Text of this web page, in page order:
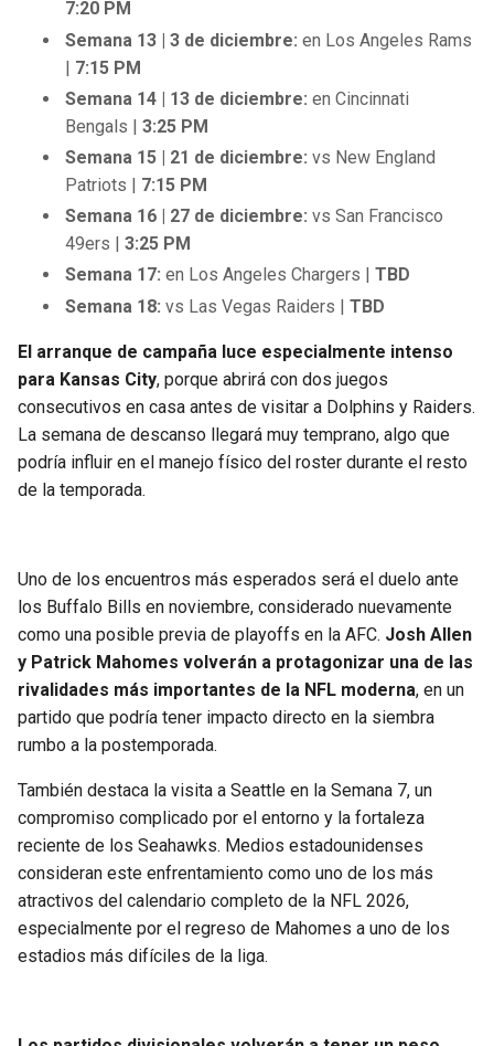
7:20 PM
Semana 13 | 3 de diciembre: en Los Angeles Rams
| 7:15 PM
Semana 14 | 13 de diciembre: en Cincinnati
Bengals |3:25 PM
Semana 15 | 21 de diciembre: vs New England
Patriots | 7:15 PM
Semana 16 | 27 de diciembre: vs San Francisco
49ers |3:25 PM
Semana 17: en Los Angeles Chargers |TBD
Semana 18: vs Las Vegas Raiders |TBD
El arranque de campaña luce especialmente intenso
para Kansas City, porque abrirá con dos juegos
consecutivos en casa antes de visitar a Dolphins y Raiders.
La semana de descanso llegará muy temprano, algo que
podría influir en el manejo físico del roster durante el resto
de la temporada.
Uno de los encuentros más esperados será el duelo ante
los Buffalo Bills en noviembre, considerado nuevamente
como una posible previa de playoffs en la AFC. Josh Allen
y Patrick Mahomes volverán a protagonizar una de las
rivalidades más importantes de la NFL moderna, en un
partido que podría tener impacto directo en la siembra
rumbo a la postemporada.
También destaca la visita a Seattle en la Semana 7, un
compromiso complicado por el entorno y la fortaleza
reciente de los Seahawks. Medios estadounidenses
consideran este enfrentamiento como uno de los más
atractivos del calendario completo de la NFL 2026,
especialmente por el regreso de Mahomes a uno de los
estadios más difíciles de la liga.